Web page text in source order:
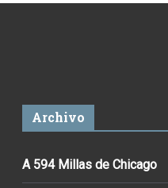
Archivo
A 594 Millas de Chicago